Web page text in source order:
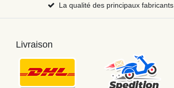
La qualité des principaux fabricants
Livraison